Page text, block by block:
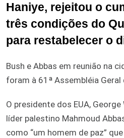
Haniye, rejeitou o
três condições do
para restabelecer o
Bush e Abbas em reunião na
foram à 61ª Assembléia Geral
O presidente dos EUA, George
líder palestino Mahmoud
como “um homem de paz”